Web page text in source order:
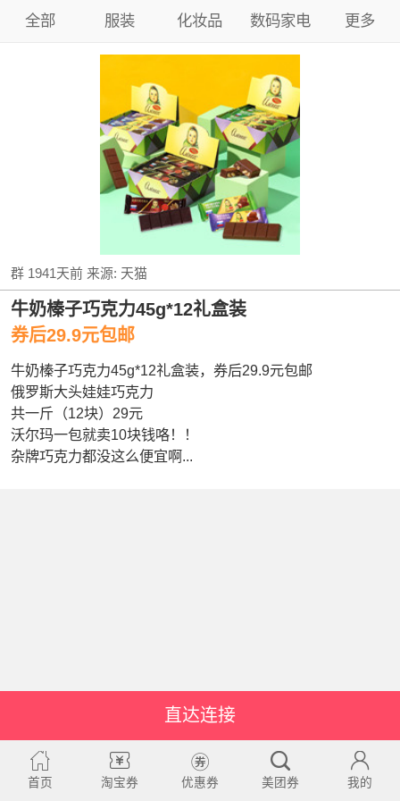
全部 服装 化妆品 数码家电 更多
群 1941天前来源: 天猫
牛奶榛子巧克力45g*12礼盒装
券后29.9元包邮
牛奶榛子巧克力45g*12礼盒装，券后29.9元包邮
俄罗斯大头娃娃巧克力
共一斤（12块）29元
沃尔玛一包就卖10块钱咯！！
杂牌巧克力都没这么便宜啊...
直达连接
首页 淘宝券 优惠券 美团券 我的